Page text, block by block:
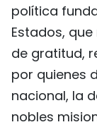
política
Estados,
de gratitud,
por quienes
nacional, la
nobles